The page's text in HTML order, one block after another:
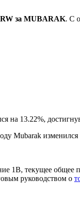
за MUBARAK. С
на 13.22%,
Mubarak
1B, текущее
руководством о